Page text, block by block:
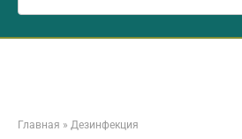
Главная » Дезинфекция